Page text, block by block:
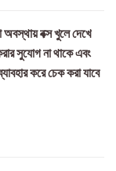
অবস্থায় বক্স খুলে দেখে
সুযোগ না থাকে এবং
করে চেক করা যাবে